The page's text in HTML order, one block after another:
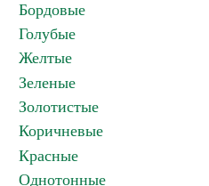
Бордовые
Голубые
Желтые
Зеленые
Золотистые
Коричневые
Красные
Однотонные